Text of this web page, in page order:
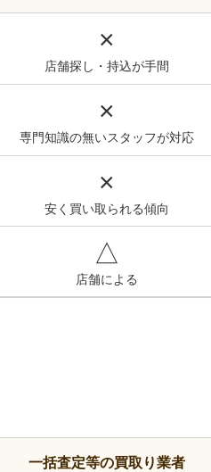
×
店舗探し・持込が手間
×
専門知識の無いスタッフが対応
×
安く買い取られる傾向
△
店舗による
一括査定等の買取り業者